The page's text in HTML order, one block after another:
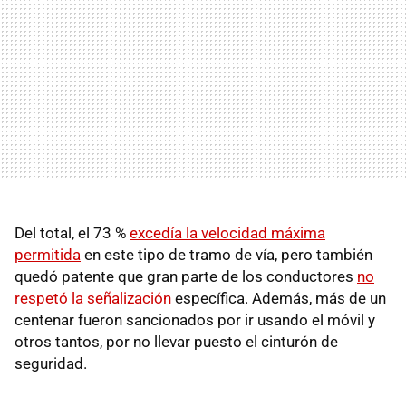
Del total, el 73 % excedía la velocidad máxima
permitida en este tipo de tramo de vía, pero también
quedó patente que gran parte de los conductores no
respetó la señalización específica. Además, más de un
centenar fueron sancionados por ir usando el móvil y
otros tantos, por no llevar puesto el cinturón de
seguridad.